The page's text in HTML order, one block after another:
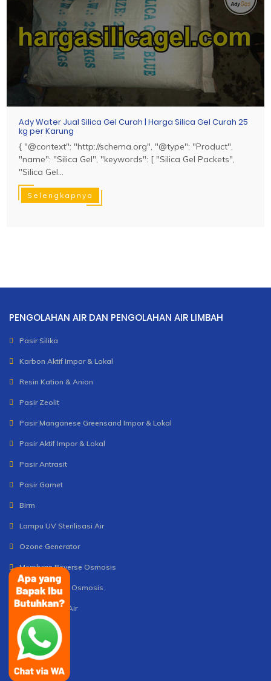
Ady Water Jual Silica Gel Curah | Harga Silica Gel Curah 25
kg per Karung
{ "@context": "http://schema.org", "@type": "Product",
"name": "Silica Gel", "keywords": [ "Silica Gel Packets",
"Silica Gel...
Selengkapnya
PENGOLAHAN AIR DAN PENGOLAHAN AIR LIMBAH
Pasir Silika
Karbon Aktif Impor & Lokal
Resin Kation & Anion
Pasir Zeolit
Pasir Manganese Greensand Impor & Lokal
Pasir Aktif Impor & Lokal
Pasir Antrasit
Pasir Garnet
Birm
Lampu UV Sterilisasi Air
Ozone Generator
Membran Reverse Osmosis
Mesin Reverse Osmosis
Tabung Filter Air
Strainer
Valve
Cartridge